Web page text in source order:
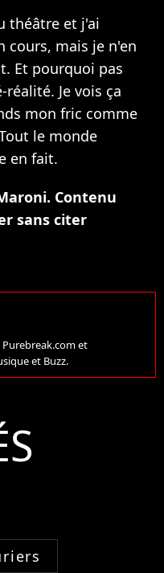
théâtre et j'ai
cours, mais je n'en
Et pourquoi pas
Je vois ça
mon fric comme
le monde
en fait.
Contenu
sans citer
et
et Buzz.